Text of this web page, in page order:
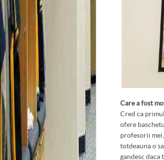
Care a fost
Cred ca
ofere
profesorii
totdeauna o
gandesc daca